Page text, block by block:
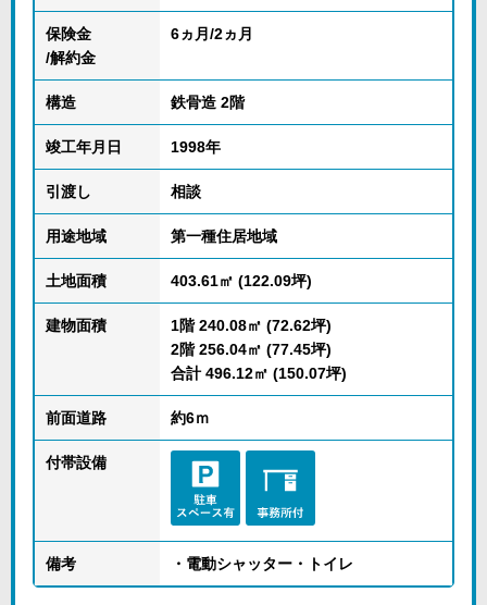
保険金
/解約金
6ヵ月/2ヵ月
構造 鉄骨造 2階
竣工年月日 1998年
引渡し 相談
用途地域 第一種住居地域
土地面積 403.61㎡ (122.09坪)
建物面積
1階 240.08㎡ (72.62坪)
2階 256.04㎡ (77.45坪)
合計 496.12㎡ (150.07坪)
前面道路 約6ｍ
付帯設備
備考 ・電動シャッター・トイレ